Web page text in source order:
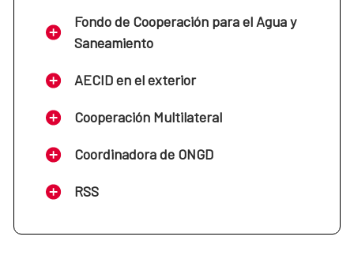
Fondo de Cooperación para el Agua y
Saneamiento
AECID en el exterior
Cooperación Multilateral
Coordinadora de ONGD
RSS